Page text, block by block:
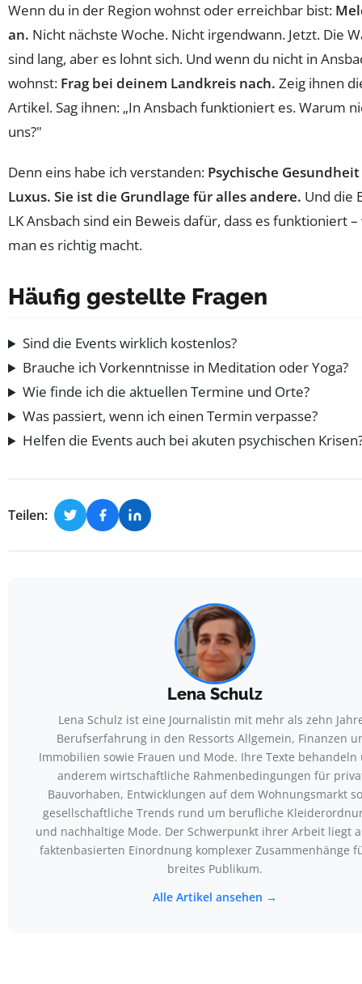
Wenn du in der Region wohnst oder erreichbar bist:
an. Nicht nächste Woche. Nicht irgendwann. Jetzt. Die
sind lang, aber es lohnt sich. Und wenn du nicht in
wohnst: Frag bei deinem Landkreis nach. Zeig ihnen
Artikel. Sag ihnen: „In Ansbach funktioniert es. Warum
uns?"
Denn eins habe ich verstanden: Psychische
Luxus. Sie ist die Grundlage für alles andere. Und die
LK Ansbach sind ein Beweis dafür, dass es funktioniert
man es richtig macht.
Häufig gestellte Fragen
Sind die Events wirklich kostenlos?
Brauche ich Vorkenntnisse in Meditation oder Yoga?
Wie finde ich die aktuellen Termine und Orte?
Was passiert, wenn ich einen Termin verpasse?
Helfen die Events auch bei akuten psychischen
Teilen:
Lena Schulz
Lena Schulz ist eine Journalistin mit mehr als zehn
Berufserfahrung in den Ressorts Allgemein, Finanzen
Immobilien sowie Frauen und Mode. Ihre Texte behandeln
anderem wirtschaftliche Rahmenbedingungen für
Bauvorhaben, Entwicklungen auf dem Wohnungsmarkt
gesellschaftliche Trends rund um berufliche
und nachhaltige Mode. Der Schwerpunkt ihrer Arbeit liegt
faktenbasierten Einordnung komplexer Zusammenhänge
breites Publikum.
Alle Artikel ansehen →